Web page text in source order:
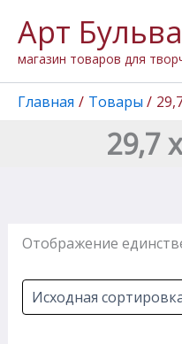
содержимому
Арт
магазин товаров для
Главная Товары
29,7
Отображение